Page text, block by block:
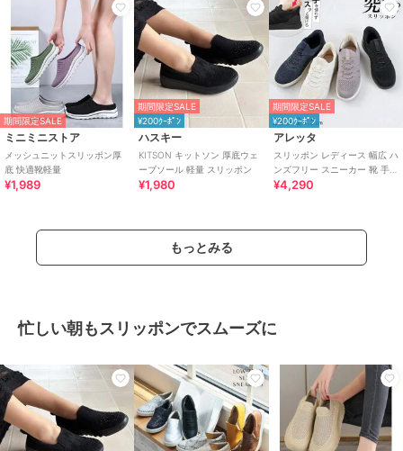
期間限定SALE
ミニミニストア
メッシュニットスリッポン厚
底 快適靴軽量
¥1,989
期間限定SALE
¥200ｸｰﾎﾟﾝ
ハスキー
KITSON キットソン 厚底ウェ
ーブソール 軽量 スリッポン
¥1,980
期間限定SALE
¥200ｸｰﾎﾟﾝ
アレッタ
スリッポン レディース 幅広 ハ
ンズフリー スニーカー 靴 手を
使わず履ける ゴム紐 きれいめ
¥4,290
もっとみる
忙しい朝もスリッポンでスムーズに